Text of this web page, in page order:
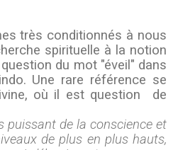
très conditionnés à nous
spirituelle à la notion
du mot "éveil" dans
Une rare référence se
où il est question
de
puissant de la conscience et
de plus en plus hauts,